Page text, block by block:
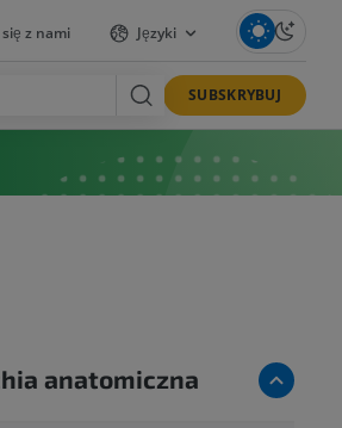
z nami Języki
SUBSKRYBUJ
anatomiczna